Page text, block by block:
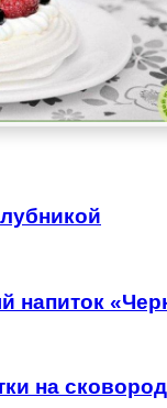
напиток
на